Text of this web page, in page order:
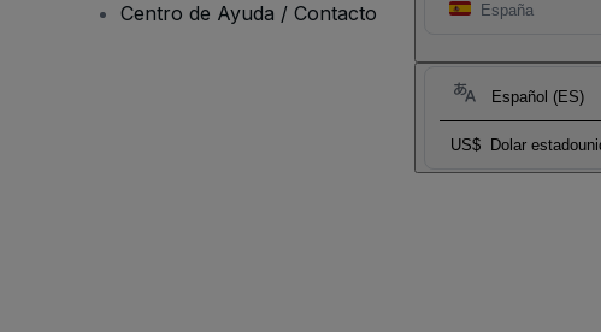
España
Español (ES)
US$ Dolar
Centro de Ayuda / Contacto